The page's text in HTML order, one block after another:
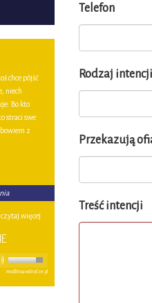
chce pójść
niech
Bo kto
straci swe
z
czytaj więcej
modlitwawdrodze.pl
Telefon
Rodzaj intencji
Przekazują
Treść intencji